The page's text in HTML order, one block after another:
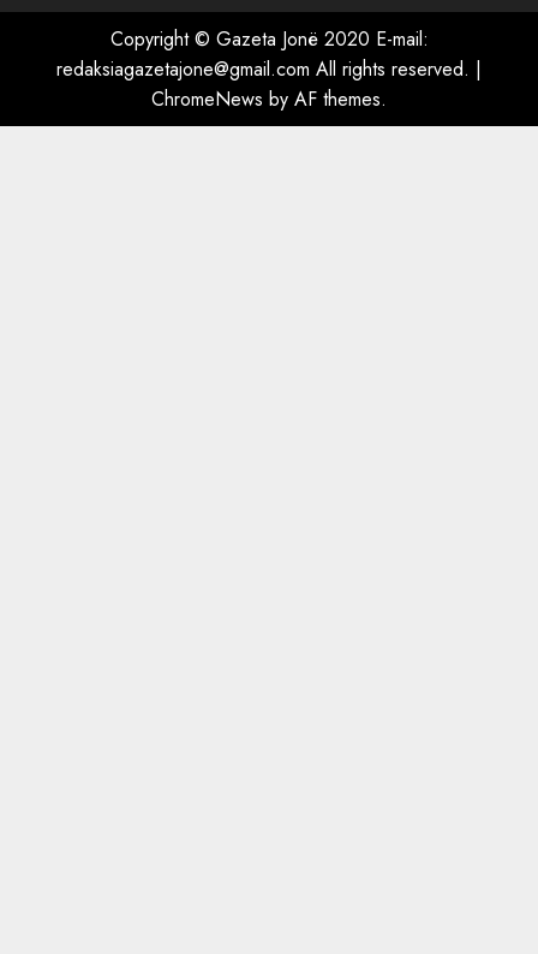
Copyright © Gazeta Jonë 2020 E-mail:
redaksiagazetajone@gmail.com All rights reserved. |
ChromeNews by AF themes.